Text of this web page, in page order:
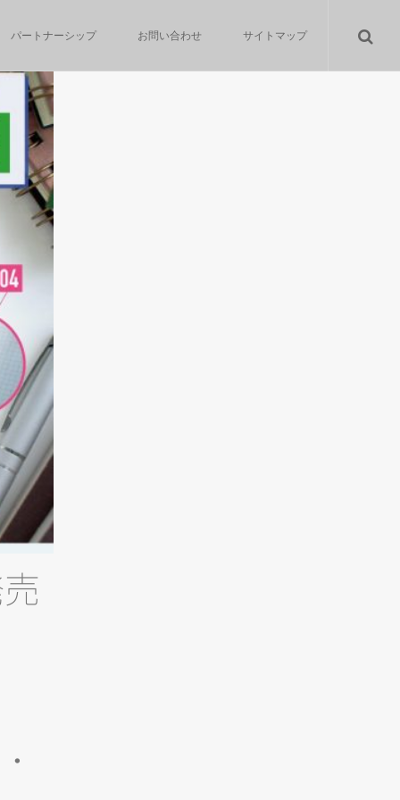
パートナーシップ お問い合わせ サイトマップ